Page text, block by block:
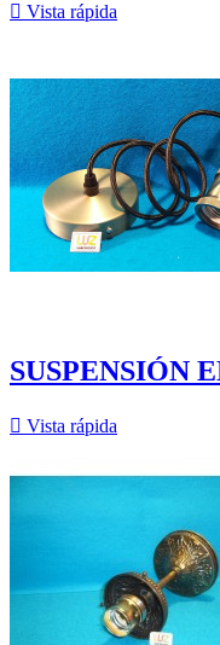
 Vista rápida
SUSPENSIÓN
 Vista rápida